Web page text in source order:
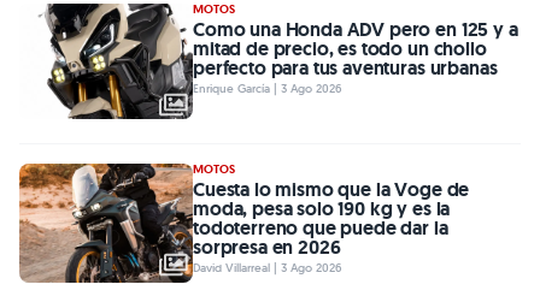
MOTOS
Como una Honda ADV pero en 125 y a
mitad de precio, es todo un chollo
perfecto para tus aventuras urbanas
Enrique García | 3 Ago 2026
MOTOS
Cuesta lo mismo que la Voge de
moda, pesa solo 190 kg y es la
todoterreno que puede dar la
sorpresa en 2026
David Villarreal | 3 Ago 2026